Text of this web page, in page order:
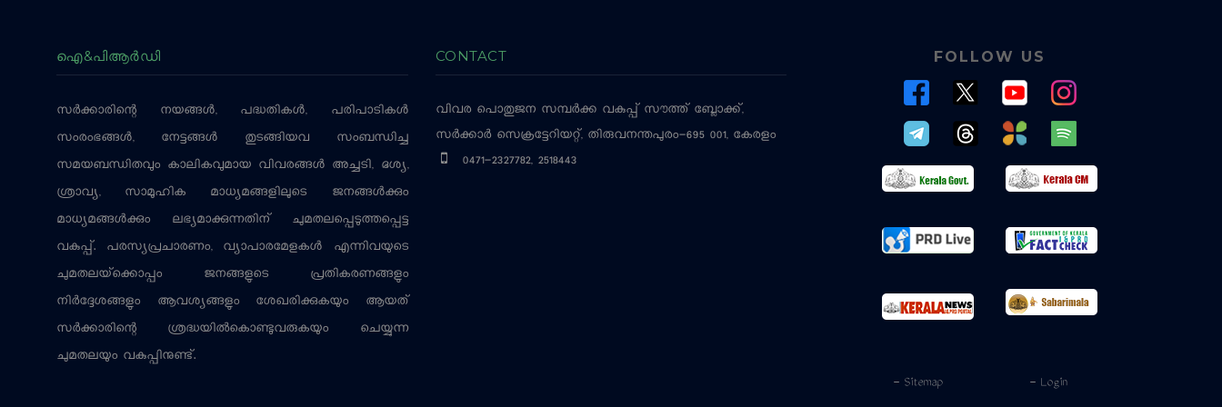
ഐ&പിആര്‍ഡി
സര്‍ക്കാരിന്റെ നയങ്ങള്‍, പദ്ധതികള്‍, പരിപാടികള്‍
സംരംഭങ്ങള്‍, നേട്ടങ്ങള്‍ തുടങ്ങിയവ സംബന്ധിച്ച
സമയബന്ധിതവും കാലികവുമായ വിവരങ്ങള്‍ അച്ചടി, ദൃശ്യ,
ശ്രാവ്യ, സാമൂഹിക മാധ്യമങ്ങളിലൂടെ ജനങ്ങള്‍ക്കും
മാധ്യമങ്ങള്‍ക്കും ലഭ്യമാക്കുന്നതിന് ചുമതലപ്പെടുത്തപ്പെട്ട
വകുപ്പ്. പരസ്യപ്രചാരണം, വ്യാപാരമേളകള്‍ എന്നിവയുടെ
ചുമതലയ്‌ക്കൊപ്പം ജനങ്ങളുടെ പ്രതികരണങ്ങളും
നിര്‍ദ്ദേശങ്ങളും ആവശ്യങ്ങളും ശേഖരിക്കുകയും ആയത്
സര്‍ക്കാരിന്റെ ശ്രദ്ധയില്‍കൊണ്ടുവരുകയും ചെയ്യുന്ന
ചുമതലയും വകുപ്പിനുണ്ട്.
CONTACT
വിവര പൊതുജന സമ്പര്‍ക്ക വകുപ്പ് സൗത്ത് ബ്ലോക്ക്,
സര്‍ക്കാര്‍ സെക്രട്ടേറിയറ്റ്, തിരുവനന്തപുരം-695 001, കേരളം
0471-2327782, 2518443
FOLLOW US
- Login
- Sitemap